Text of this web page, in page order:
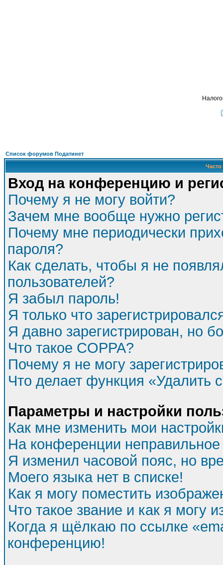
Список форумов Податинет
Вход на конференцию и
Почему я не могу войти?
Зачем мне вообще нужно
Почему мне периодически
пароля?
Как сделать, чтобы я не
пользователей?
Я забыл пароль!
Я только что
Я давно зарегистрирован, но
Что такое COPPA?
Почему я не могу
Что делает функция «Удалить
Параметры и настройки
Как мне изменить мои
На конференции
Я изменил часовой пояс, но
Моего языка нет в списке!
Как я могу поместить
Что такое звание и как я могу
Когда я щёлкаю по ссылке
конференцию!